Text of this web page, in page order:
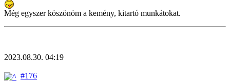
Még egyszer köszönöm a kemény, kitartó munkátokat.
2023.08.30. 04:19
#176